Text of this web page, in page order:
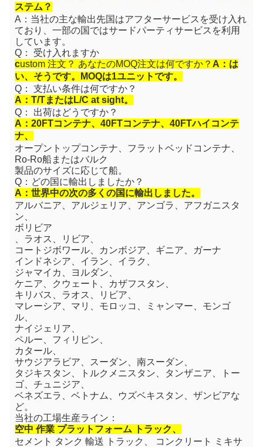
ステム？
A：当社の主な輸出先国はアフターサービスを受け入れ
ており、一部の国ではサードパーティサービスを利用
しています。
Q： 受け入れますか
custom 注文？ あなたのMOQ注文は何ですか？ A：は
い、そうです。MOQは1ユニットです。
Q： 支払い条件は何ですか？
A：T/TまたはL/C at sight。
Q： 出荷はどうですか？
A：20FTコンテナ、40FTコンテナ、40FTハイコンテ
ナ、
オープントップコンテナ、フラットベッドコンテナ、
Ro-Ro船またはバルク
製品のサイズに応じて船。
Q：どの国に輸出しましたか？
A：世界中の次の多くの国に輸出しました。
アルバニア、アルジェリア、アンゴラ、アフガニスタ
ン、
ボリビア
ラオス、リビア、
コートジボワール 、カンボジア、 ギニア、ガーナ
インドネシア、イラン、イラク、
ジャマイカ、ヨルダン、
ケニア、クウェート、カザフスタン、
キリバス
ラオス、リビア、
マレーシア、マリ、モロッコ、ミャンマー、モンゴ
ル、
ナイジェリア、
ペルー、フィリピン、
カタール、
サウジアラビア、スーダン、南スーダン、
タジキスタン、トルクメニスタン、タンザニア、トー
ゴ、チュニジア、
ベネズエラ、ベトナム、ウズベキスタン、ザンビアな
ど。
当社の工場生産ライン：
空中 作業 プラットフォーム トラック、
セメント タンク 輸送 トラック、 コンクリート ミキサ